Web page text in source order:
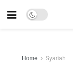
Home Syariah